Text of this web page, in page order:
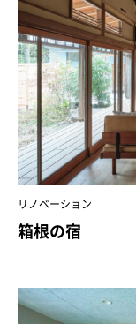
リノベーション
箱根の宿